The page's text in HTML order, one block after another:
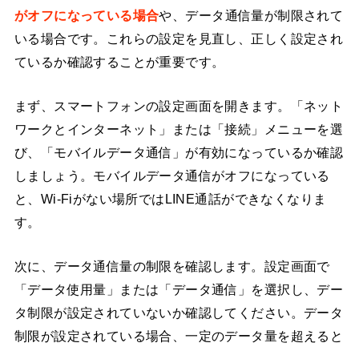
がオフになっている場合や、データ通信量が制限されて
いる場合です。これらの設定を見直し、正しく設定され
ているか確認することが重要です。
まず、スマートフォンの設定画面を開きます。「ネット
ワークとインターネット」または「接続」メニューを選
び、「モバイルデータ通信」が有効になっているか確認
しましょう。モバイルデータ通信がオフになっている
と、Wi-Fiがない場所ではLINE通話ができなくなりま
す。
次に、データ通信量の制限を確認します。設定画面で
「データ使用量」または「データ通信」を選択し、デー
タ制限が設定されていないか確認してください。データ
制限が設定されている場合、一定のデータ量を超えると